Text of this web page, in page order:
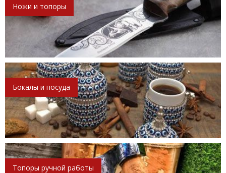
Ножи и топоры
Бокалы и посуда
Топоры ручной работы